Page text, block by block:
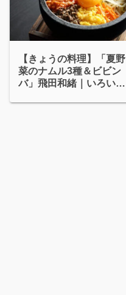
【きょうの料理】「夏野
菜のナムル3種＆ビビン
バ」飛田和緒｜いろいろ